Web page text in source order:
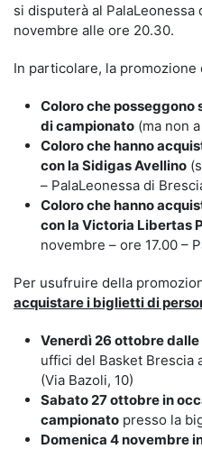
si disputerà al
novembre alle ore 20.30.
In particolare, la promozione
Coloro che posseggono
di campionato (ma non
Coloro che hanno
con la Sidigas Avellino
– PalaLeonessa di
Coloro che hanno
con la Victoria Libertas
novembre – ore 17.00 –
Per usufruire della
acquistare i biglietti di
Venerdì 26 ottobre
uffici del Basket Brescia
(Via Bazoli, 10)
Sabato 27 ottobre in
campionato presso la
Domenica 4 novembre